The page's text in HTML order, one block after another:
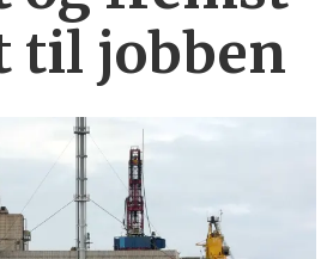
til jobben